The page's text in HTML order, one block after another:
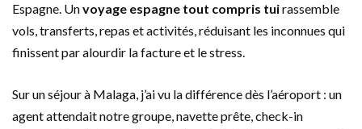
Espagne. Unvoyage espagne tout compris tuirassemble
vols, transferts, repas et activités, réduisant les inconnues qui
finissent par alourdir la facture et le stress.
Sur un séjour à Malaga, j’ai vu la différence dès l’aéroport : un
agent attendait notre groupe, navette prête, check-in